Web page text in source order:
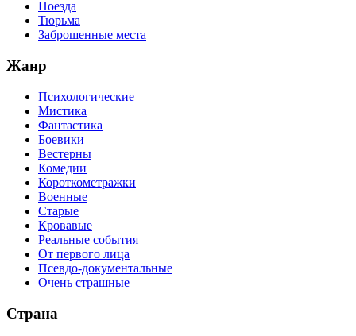
Поезда
Тюрьма
Заброшенные места
Жанр
Психологические
Мистика
Фантастика
Боевики
Вестерны
Комедии
Короткометражки
Военные
Старые
Кровавые
Реальные события
От первого лица
Псевдо-документальные
Очень страшные
Страна